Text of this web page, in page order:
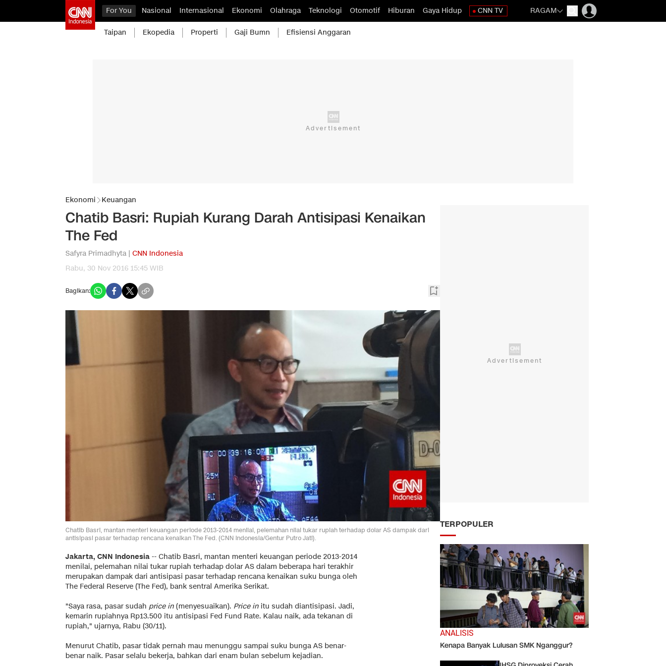
For You Nasional Internasional Ekonomi Olahraga Teknologi Otomotif Hiburan Gaya Hidup CNN TV RAGAM
Taipan Ekopedia Properti Gaji Bumn Efisiensi Anggaran
Ekonomi Keuangan
Chatib Basri: Rupiah Kurang Darah Antisipasi Kenaikan
The Fed
Safyra Primadhyta | CNN Indonesia
Rabu, 30 Nov 2016 15:45 WIB
Bagikan:
Chatib Basri, mantan menteri keuangan periode 2013-2014 menilai, pelemahan nilai tukar rupiah terhadap dolar AS dampak dari
antisipasi pasar terhadap rencana kenaikan The Fed. (CNN Indonesia/Gentur Putro Jati).
Jakarta, CNN Indonesia -- Chatib Basri, mantan menteri keuangan periode 2013-2014
menilai, pelemahan nilai tukar rupiah terhadap dolar AS dalam beberapa hari terakhir
merupakan dampak dari antisipasi pasar terhadap rencana kenaikan suku bunga oleh
The Federal Reserve (The Fed), bank sentral Amerika Serikat.
"Saya rasa, pasar sudah price in (menyesuaikan). Price in itu sudah diantisipasi. Jadi,
kemarin rupiahnya Rp13.500 itu antisipasi Fed Fund Rate. Kalau naik, ada tekanan di
rupiah," ujarnya, Rabu (30/11).
Menurut Chatib, pasar tidak pernah mau menunggu sampai suku bunga AS benar-
benar naik. Pasar selalu bekerja, bahkan dari enam bulan sebelum kejadian.
TERPOPULER
ANALISIS
Kenapa Banyak Lulusan SMK Nganggur?